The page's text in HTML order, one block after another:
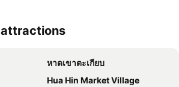
attractions
หาดเขาตะเกียบ
Hua Hin Market Village